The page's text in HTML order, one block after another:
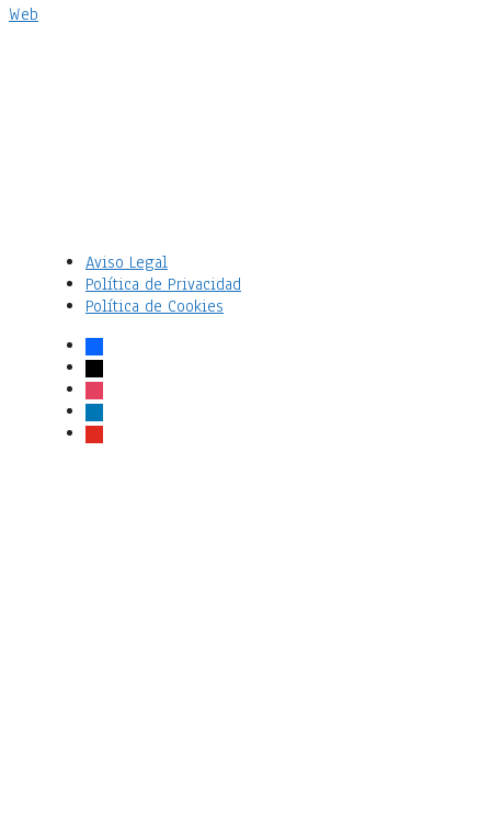
Web
Aviso Legal
Política de Privacidad
Política de Cookies
facebook
x
instagram
linkedin
youtube